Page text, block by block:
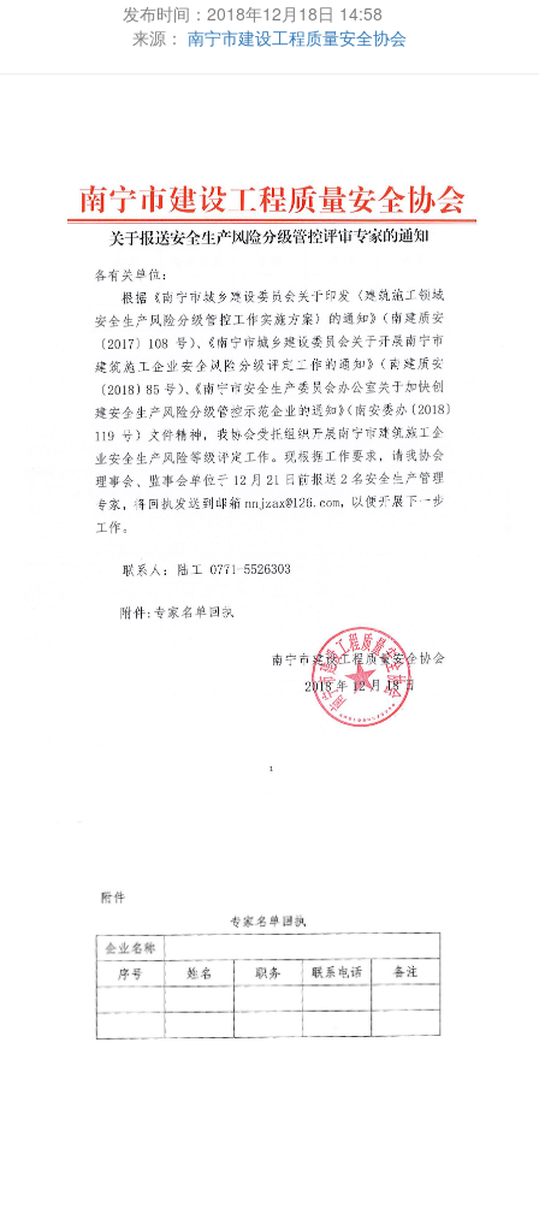
发布时间：2018年12月18日 14:58
来源： 南宁市建设工程质量安全协会